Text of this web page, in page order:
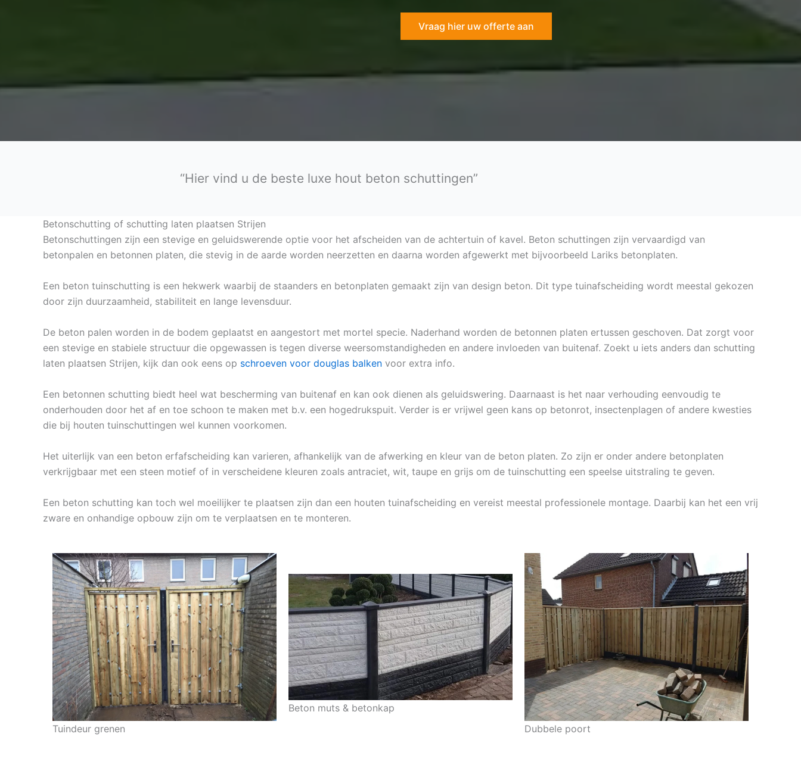
Vraag hier uw offerte aan
“Hier vind u de beste luxe hout beton schuttingen”
Betonschutting of schutting laten plaatsen Strijen
Betonschuttingen zijn een stevige en geluidswerende optie voor het afscheiden van de achtertuin of kavel. Beton schuttingen zijn vervaardigd van
betonpalen en betonnen platen, die stevig in de aarde worden neerzetten en daarna worden afgewerkt met bijvoorbeeld Lariks betonplaten.
Een beton tuinschutting is een hekwerk waarbij de staanders en betonplaten gemaakt zijn van design beton. Dit type tuinafscheiding wordt meestal gekozen
door zijn duurzaamheid, stabiliteit en lange levensduur.
De beton palen worden in de bodem geplaatst en aangestort met mortel specie. Naderhand worden de betonnen platen ertussen geschoven. Dat zorgt voor
een stevige en stabiele structuur die opgewassen is tegen diverse weersomstandigheden en andere invloeden van buitenaf. Zoekt u iets anders dan schutting
laten plaatsen Strijen, kijk dan ook eens op schroeven voor douglas balken voor extra info.
Een betonnen schutting biedt heel wat bescherming van buitenaf en kan ook dienen als geluidswering. Daarnaast is het naar verhouding eenvoudig te
onderhouden door het af en toe schoon te maken met b.v. een hogedrukspuit. Verder is er vrijwel geen kans op betonrot, insectenplagen of andere kwesties
die bij houten tuinschuttingen wel kunnen voorkomen.
Het uiterlijk van een beton erfafscheiding kan varieren, afhankelijk van de afwerking en kleur van de beton platen. Zo zijn er onder andere betonplaten
verkrijgbaar met een steen motief of in verscheidene kleuren zoals antraciet, wit, taupe en grijs om de tuinschutting een speelse uitstraling te geven.
Een beton schutting kan toch wel moeilijker te plaatsen zijn dan een houten tuinafscheiding en vereist meestal professionele montage. Daarbij kan het een vrij
zware en onhandige opbouw zijn om te verplaatsen en te monteren.
Tuindeur grenen
Beton muts & betonkap
Dubbele poort